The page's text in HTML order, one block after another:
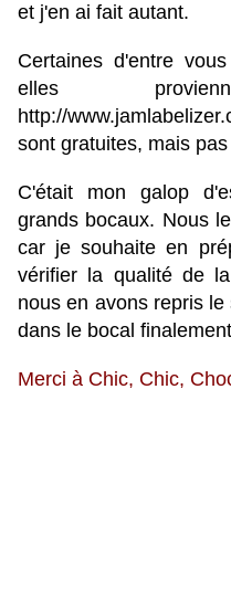
et j'en ai fait autant.
Certaines d'entre
elles
http://
sont gratuites, mais
C'était mon galop
grands bocaux. Nous
car je souhaite en
vérifier la qualité de
nous en avons repris
dans le bocal
Merci à Chic, Chic,